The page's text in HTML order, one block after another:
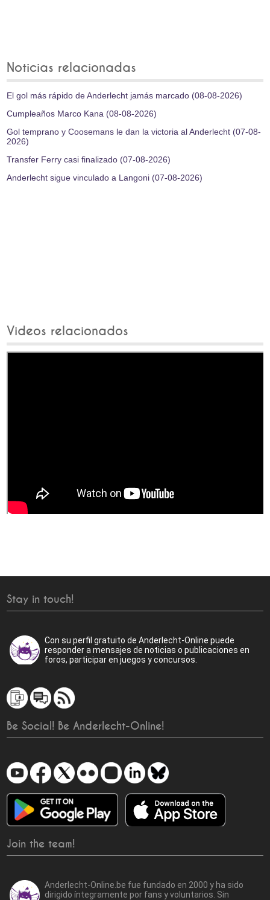
Noticias relacionadas
El gol más rápido de Anderlecht jamás marcado (08-08-2026)
Cumpleaños Marco Kana (08-08-2026)
Gol temprano y Coosemans le dan la victoria al Anderlecht (07-08-
2026)
Transfer Ferry casi finalizado (07-08-2026)
Anderlecht sigue vinculado a Langoni (07-08-2026)
Videos relacionados
Stay in touch!
Con su perfil gratuito de Anderlecht-Online puede
responder a mensajes de noticias o publicaciones en
foros, participar en juegos y concursos.
Be Social! Be Anderlecht-Online!
Join the team!
Anderlecht-Online.be fue fundado en 2000 y ha sido
dirigido íntegramente por fans y voluntarios. Sin